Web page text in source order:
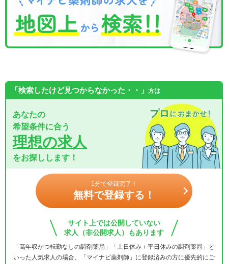
「検索したけど見つからなかった・・」 方は
あなたの
希望条件に合う
理想の求人
をお探しします！
1分で登録完了！
無料で登録する！
サイト上では公開していない
求人（非公開求人）もあります
「高年収かつ転勤なしの調剤薬局」「土日休み＋平日休みの調剤薬局」と
いった人気求人の場合、「マイナビ薬剤師」に登録済みの方に優先的にご